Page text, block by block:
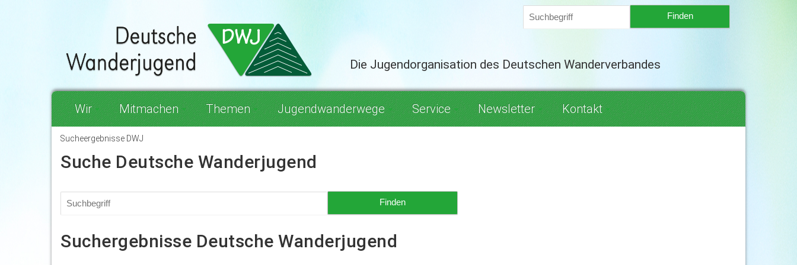
Die Jugendorganisation des Deutschen Wanderverbandes
Wir Mitmachen Themen Jugendwanderwege Service Newsletter Kontakt
Sucheergebnisse DWJ
Suche Deutsche Wanderjugend
Suchergebnisse Deutsche Wanderjugend